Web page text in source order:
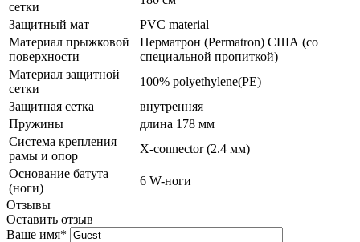
сетки
Защитный мат
PVC material
Материал прыжковой
поверхности
Перматрон (Permatron) США (cо
специальной пропиткой)
Материал защитной
сетки
100% polyethylene(PE)
Защитная сетка
внутренняя
Пружины
длина 178 мм
Система крепления
рамы и опор
X-connector (2.4 мм)
Основание батута
(ноги)
6 W-ноги
Отзывы
Оставить отзыв
Ваше имя*